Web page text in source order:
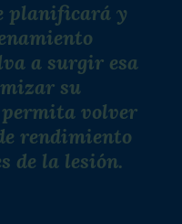
planificará y
a surgir esa
su
volver
rendimiento
de la lesión.